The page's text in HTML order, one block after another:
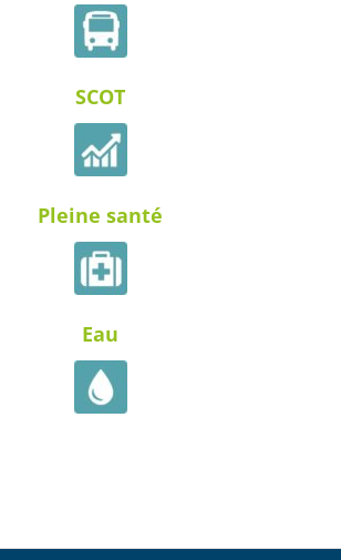
SCOT
Pleine santé
Eau